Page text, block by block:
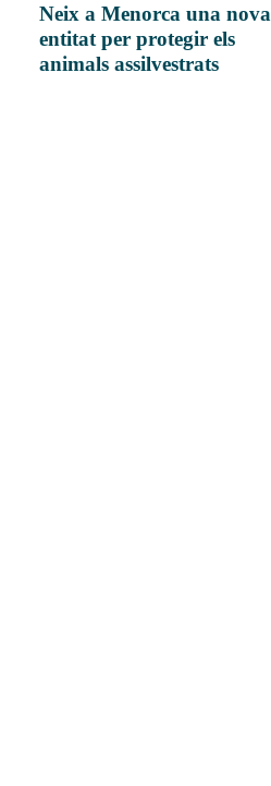
Neix a Menorca una nova
entitat per protegir els
animals assilvestrats